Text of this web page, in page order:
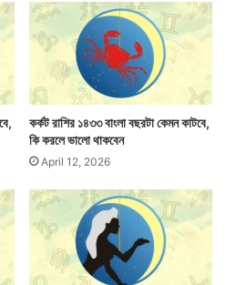
বাজে সময়ের অবসান সবেমাত্র শুরু
থাকবে তবুও সময়টা যাবে ধীরে
কমবেশি উন্নতি হবে।
কোনও পূর্ব পরিকল্পনা বাস্তব রূপ
অনেকটাই কাটবে। আত্মীয়ের
কর্কট রাশির ১৪৩৩ বাংলা বছরটা কেমন কাটবে,
কি করলে ভালো থাকবেন
April 12, 2026